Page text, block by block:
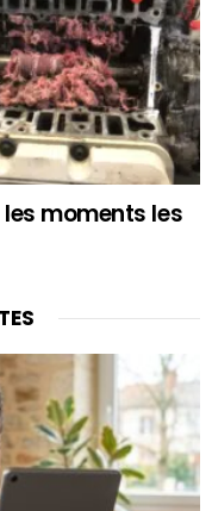
moments les